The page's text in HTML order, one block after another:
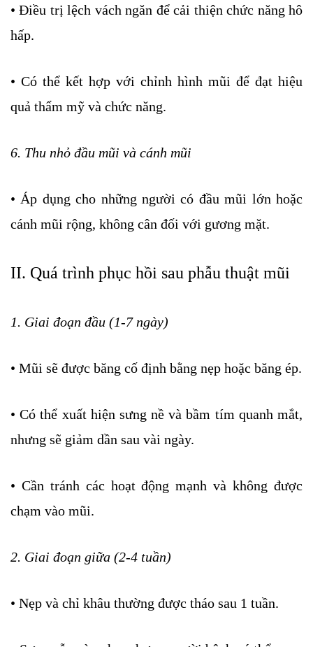
• Điều trị lệch vách ngăn để cải thiện chức năng hô
hấp.
• Có thể kết hợp với chỉnh hình mũi để đạt hiệu
quả thẩm mỹ và chức năng.
6. Thu nhỏ đầu mũi và cánh mũi
• Áp dụng cho những người có đầu mũi lớn hoặc
cánh mũi rộng, không cân đối với gương mặt.
II. Quá trình phục hồi sau phẫu thuật mũi
1. Giai đoạn đầu (1-7 ngày)
• Mũi sẽ được băng cố định bằng nẹp hoặc băng ép.
• Có thể xuất hiện sưng nề và bầm tím quanh mắt,
nhưng sẽ giảm dần sau vài ngày.
• Cần tránh các hoạt động mạnh và không được
chạm vào mũi.
2. Giai đoạn giữa (2-4 tuần)
• Nẹp và chỉ khâu thường được tháo sau 1 tuần.